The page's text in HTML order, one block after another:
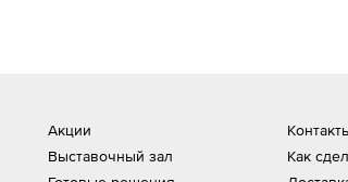
Акции
Выставочный зал
Как